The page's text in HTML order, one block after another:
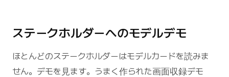
ステークホルダーへのモデルデモ
ほとんどのステークホルダーはモデルカードを読みま
せん。デモを見ます。うまく作られた画面収録デモ